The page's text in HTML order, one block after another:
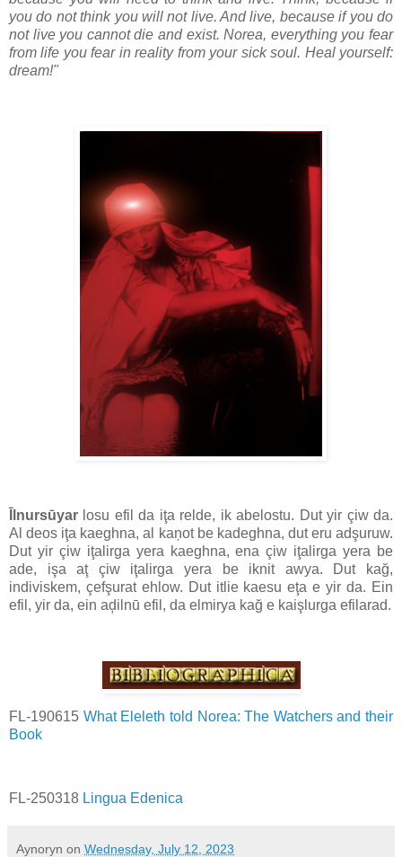
you do not think you will not live. And live, because if you do
not live you cannot die and exist. Norea, everything you fear
from life you fear in reality from your sick soul. Heal yourself:
dream!"
Īlnursūyar losu efil da iţa relde, ik abelostu. Dut yir çiw da.
Al deos iţa kaeghna, al kaņot be kadeghna, dut eru adşuruw.
Dut yir çiw iţalirga yera kaeghna, ena çiw iţalirga yera be
ade, işa aţ çiw iţalirga yera be iknit awya. Dut kağ,
indiviskem, çefşurat ehlow. Dut itlie kaesu eţa e yir da. Ein
efil, yir da, ein aḑilnū efil, da elmirya kağ e kaişlurga efilarad.
FL-190615 What Eleleth told Norea: The Watchers and their
Book
FL-250318 Lingua Edenica
Aynoryn on Wednesday, July 12, 2023